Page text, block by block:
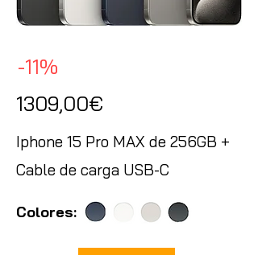
-11%
1309,00€
Iphone 15 Pro MAX de 256GB +
Cable de carga USB-C
Colores: